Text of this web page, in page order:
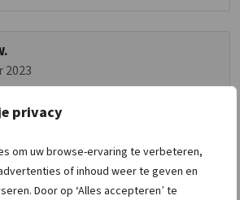
privacy
om uw browse-ervaring te verbeteren,
of inhoud weer te geven en
Door op ‘Alles accepteren’ te
heerlijk ruim
7